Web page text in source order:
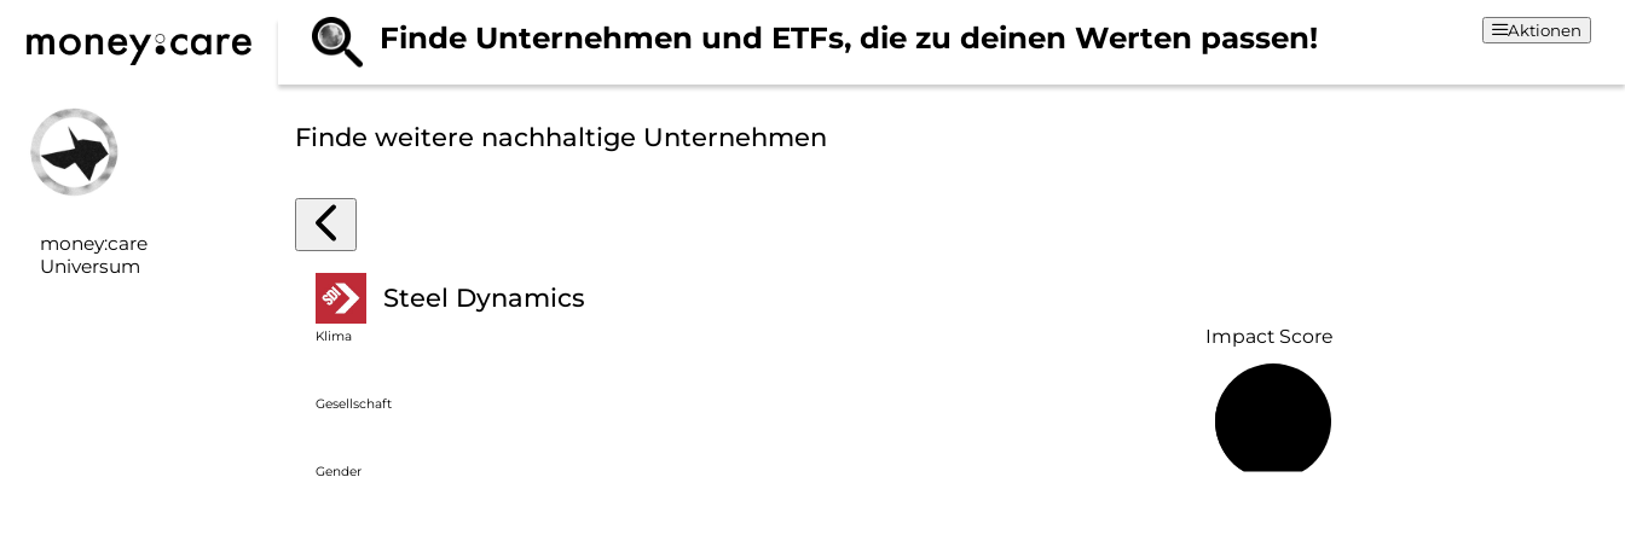
money:care
Universum
Finde Unternehmen und ETFs, die zu deinen Werten passen! Aktionen
Finde weitere nachhaltige Unternehmen
Steel Dynamics
Klima
Gesellschaft
Gender
Impact Score